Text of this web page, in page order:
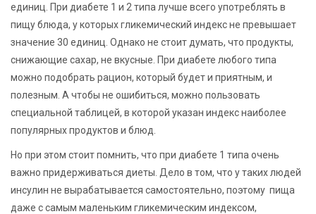
единиц. При диабете 1 и 2 типа лучше всего употреблять в
пищу блюда, у которых гликемический индекс не превышает
значение 30 единиц. Однако не стоит думать, что продукты,
снижающие сахар, не вкусные. При диабете любого типа
можно подобрать рацион, который будет и приятным, и
полезным. А чтобы не ошибиться, можно пользовать
специальной таблицей, в которой указан индекс наиболее
популярных продуктов и блюд.
Но при этом стоит помнить, что при диабете 1 типа очень
важно придерживаться диеты. Дело в том, что у таких людей
инсулин не вырабатывается самостоятельно, поэтому пища
даже с самым маленьким гликемическим индексом,